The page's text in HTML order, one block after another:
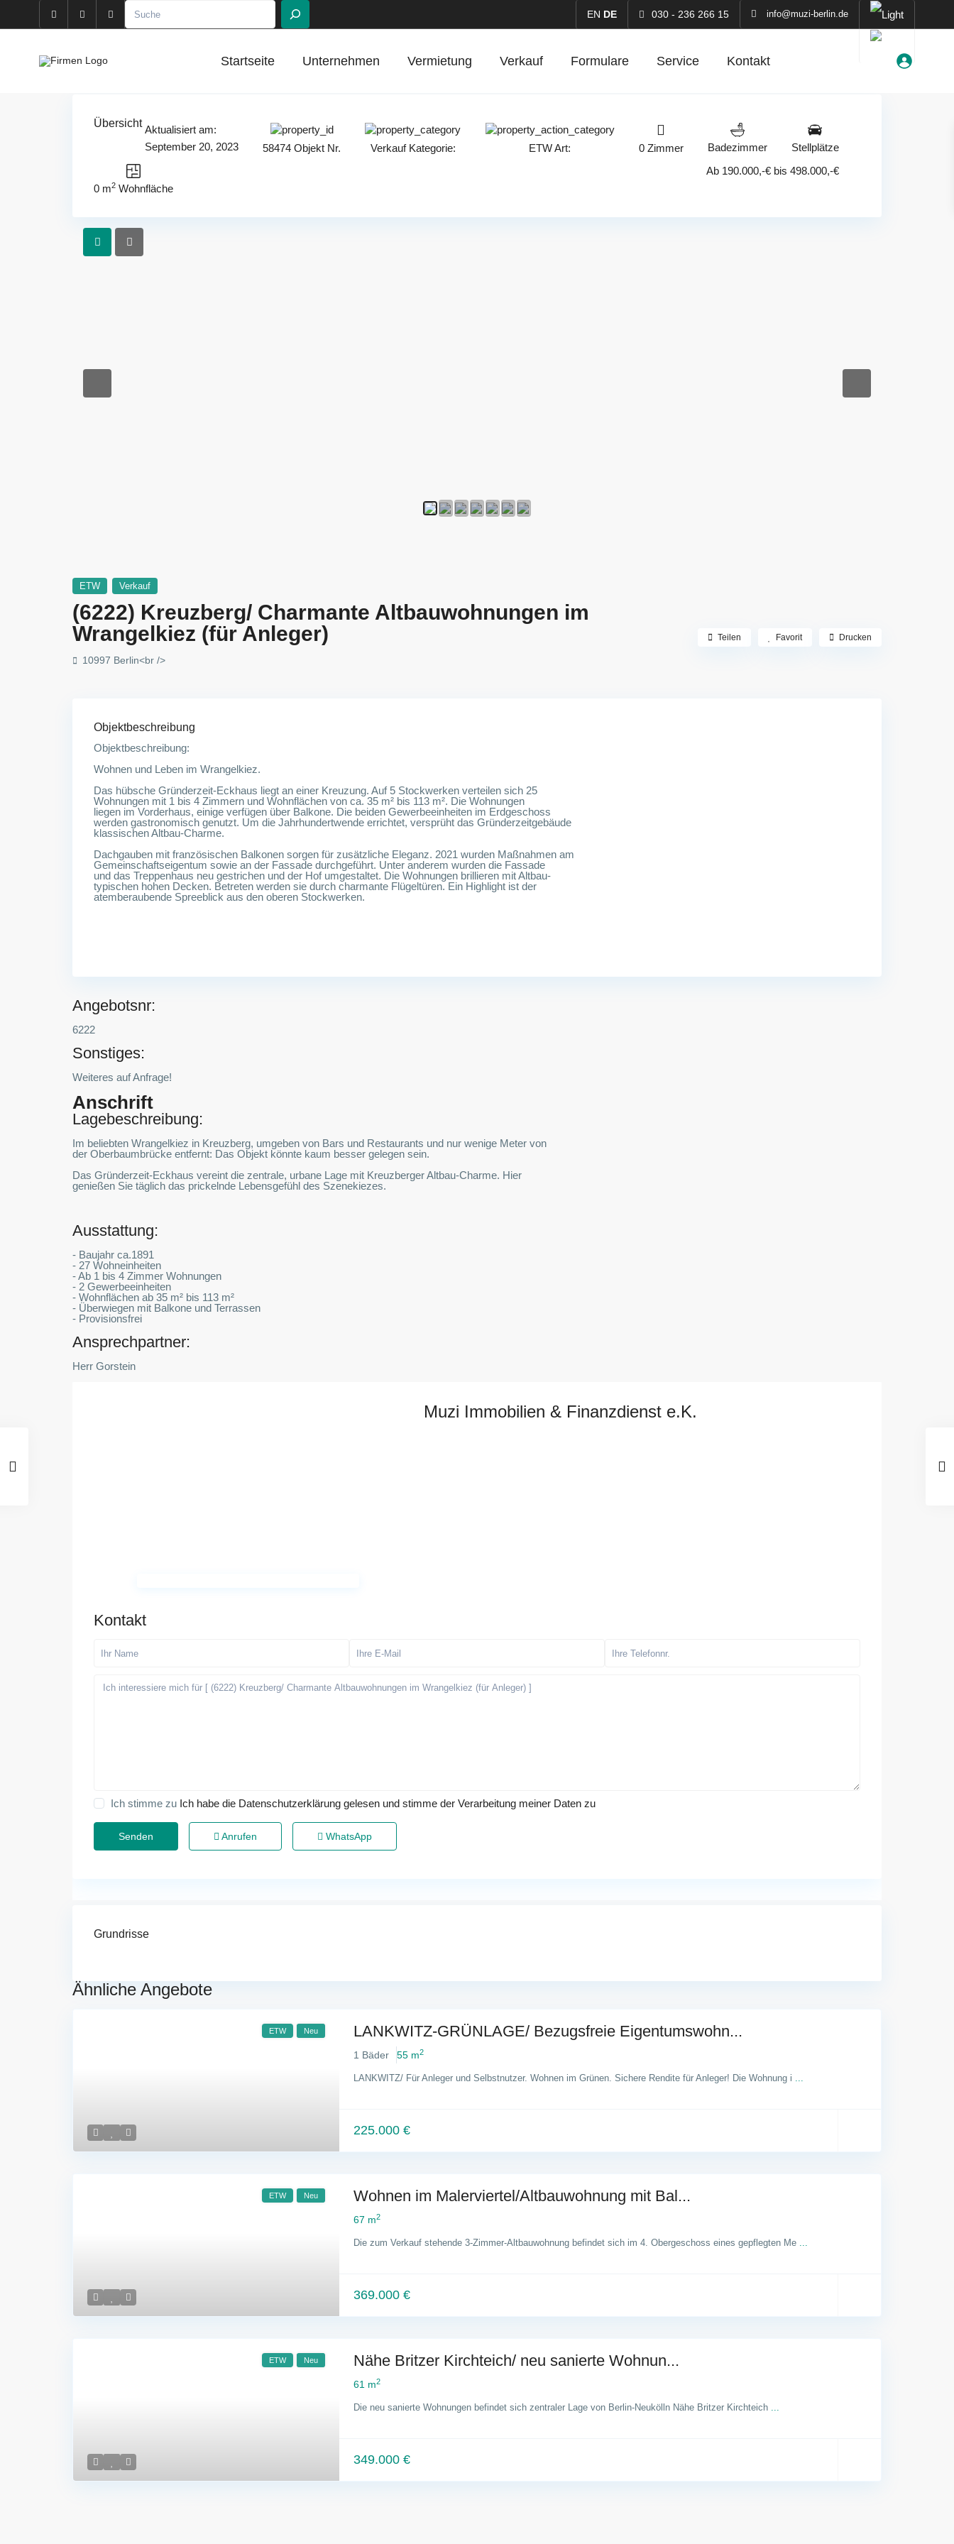
Suchen EN DE 030 - 236 266 15 info@muzi-berlin.de
Startseite Unternehmen Vermietung Verkauf Formulare Service Kontakt
Übersicht
Aktualisiert am:
September 20, 2023
58474 Objekt Nr. VerkaufKategorie: ETWArt: 0 Zimmer Badezimmer Stellplätze
0 m2 Wohnfläche
Ab 190.000,-€ bis 498.000,-€
ETW Verkauf
(6222) Kreuzberg/ Charmante Altbauwohnungen im
Wrangelkiez (für Anleger)
10997 Berlin<br />
Teilen Favorit Drucken
Objektbeschreibung
Objektbeschreibung:
Wohnen und Leben im Wrangelkiez.
Das hübsche Gründerzeit-Eckhaus liegt an einer Kreuzung. Auf 5 Stockwerken verteilen sich 25
Wohnungen mit 1 bis 4 Zimmern und Wohnflächen von ca. 35 m² bis 113 m². Die Wohnungen
liegen im Vorderhaus, einige verfügen über Balkone. Die beiden Gewerbeeinheiten im Erdgeschoss
werden gastronomisch genutzt. Um die Jahrhundertwende errichtet, versprüht das Gründerzeitgebäude
klassischen Altbau-Charme.
Dachgauben mit französischen Balkonen sorgen für zusätzliche Eleganz. 2021 wurden Maßnahmen am
Gemeinschaftseigentum sowie an der Fassade durchgeführt. Unter anderem wurden die Fassade
und das Treppenhaus neu gestrichen und der Hof umgestaltet. Die Wohnungen brillieren mit Altbau-
typischen hohen Decken. Betreten werden sie durch charmante Flügeltüren. Ein Highlight ist der
atemberaubende Spreeblick aus den oberen Stockwerken.
Angebotsnr:
6222
Sonstiges:
Weiteres auf Anfrage!
Anschrift
Lagebeschreibung:
Im beliebten Wrangelkiez in Kreuzberg, umgeben von Bars und Restaurants und nur wenige Meter von
der Oberbaumbrücke entfernt: Das Objekt könnte kaum besser gelegen sein.
Das Gründerzeit-Eckhaus vereint die zentrale, urbane Lage mit Kreuzberger Altbau-Charme. Hier
genießen Sie täglich das prickelnde Lebensgefühl des Szenekiezes.
Ausstattung:
- Baujahr ca.1891
- 27 Wohneinheiten
- Ab 1 bis 4 Zimmer Wohnungen
- 2 Gewerbeeinheiten
- Wohnflächen ab 35 m² bis 113 m²
- Überwiegen mit Balkone und Terrassen
- Provisionsfrei
Ansprechpartner:
Herr Gorstein
Muzi Immobilien & Finanzdienst e.K.
Kontakt
Ich stimme zu Ich habe die Datenschutzerklärung gelesen und stimme der Verarbeitung meiner Daten zu
Anrufen WhatsApp
Grundrisse
Ähnliche Angebote
ETW Neu LANKWITZ-GRÜNLAGE/ Bezugsfreie Eigentumswohn...
1 Bäder 55 m2
LANKWITZ/ Für Anleger und Selbstnutzer. Wohnen im Grünen. Sichere Rendite für Anleger! Die Wohnung i ...
225.000 €
ETW Neu Wohnen im Malerviertel/Altbauwohnung mit Bal...
67 m2
Die zum Verkauf stehende 3-Zimmer-Altbauwohnung befindet sich im 4. Obergeschoss eines gepflegten Me ...
369.000 €
ETW Neu Nähe Britzer Kirchteich/ neu sanierte Wohnun...
61 m2
Die neu sanierte Wohnungen befindet sich zentraler Lage von Berlin-Neukölln Nähe Britzer Kirchteich ...
349.000 €